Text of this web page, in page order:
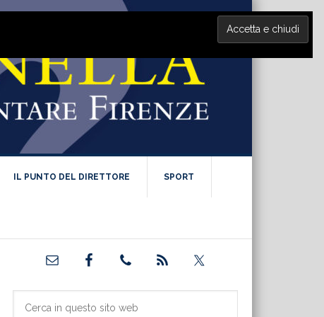
IL PUNTO DEL DIRETTORE SPORT
Barra
primaria